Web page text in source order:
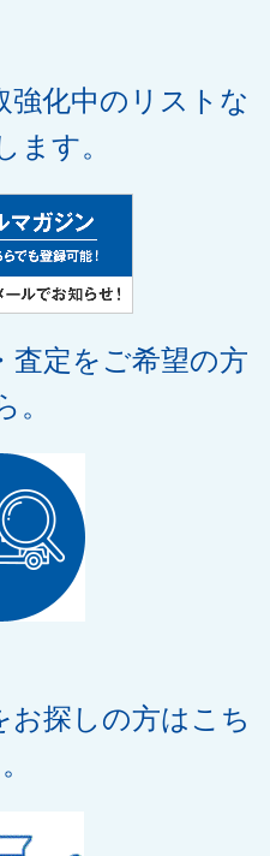
強化中のリストな
ます。
査定をご希望の方
。
お探しの方はこち